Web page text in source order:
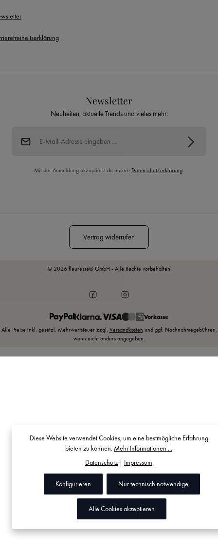
Newsletter
Neuheiten, aktuelle Trends und vieles mehr:
Mit der Anmeldung akzeptierst du unsere Datenschutzerklärung.
Vertrag widerrufen
© 2026 fleuresse® GmbH - Alle Rechte vorbehalten
Vorkasse
Alle Preise inkl. gesetzl. Mehrwertsteuer zzgl. Versandkosten und ggf. Nachnahmegebühren,
wenn nicht anders angegeben.
Diese Website verwendet Cookies, um eine bestmögliche Erfahrung
bieten zu können. Mehr Informationen ...
Datenschutz| Impressum
Nur technisch notwendige
Konfigurieren
Alle Cookies akzeptieren